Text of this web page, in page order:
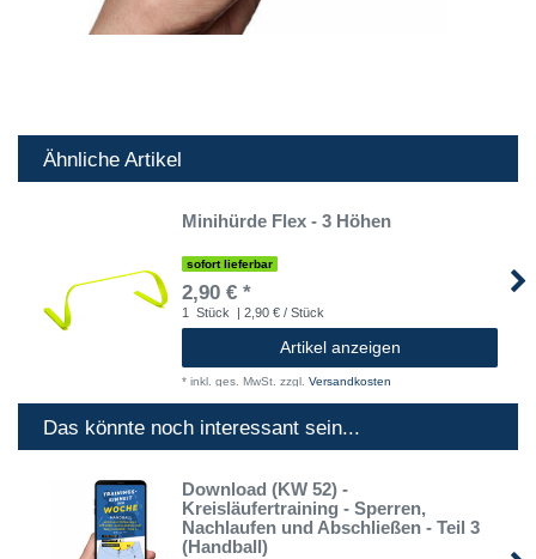
Ähnliche Artikel
Minihürde Flex - 3 Höhen
sofort lieferbar
2,90 € *
1 Stück | 2,90 € / Stück
Artikel anzeigen
* inkl. ges. MwSt. zzgl. Versandkosten
Das könnte noch interessant sein...
Download (KW 52) -
Kreisläufertraining - Sperren,
Nachlaufen und Abschließen - Teil 3
(Handball)